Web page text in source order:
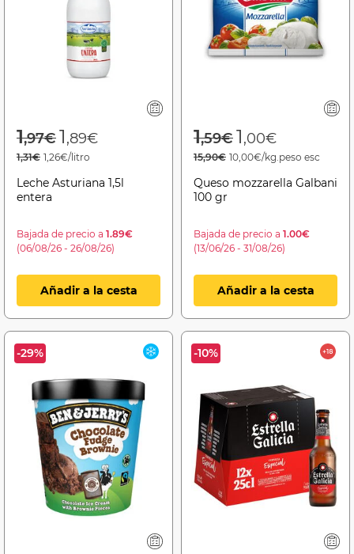
Price reduced from
1,97€to
1,89€
1,31€ 1,26€/litro
Leche Asturiana 1,5l
entera
Bajada de precio a 1.89€
(06/08/26 - 26/08/26)
Añadir a la cesta
Price reduced
1,59€to
1,00€
15,90€ 10,00€/kg.peso esc
Queso mozzarella Galbani
100 gr
Bajada de precio a 1.00€
(13/06/26 - 31/08/26)
Añadir a la cesta
-29% -10%